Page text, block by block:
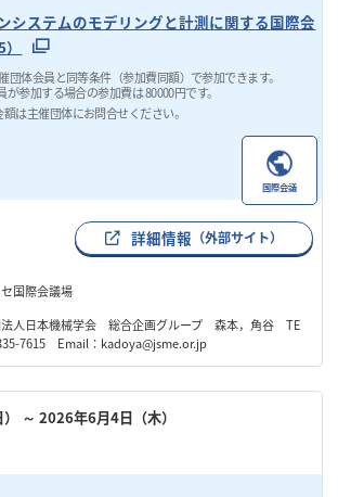
システムのモデリングと計測に関する国際会
団体会員と同等条件（参加費同額）で参加できます。
参加する場合の参加費は 80000円です。
は主催団体にお問合せください。
国際会議
詳細情報 （外部サイト）
国際会議場
法人日本機械学会 総合企画グループ 森本，角谷 TE
7615 Email：kadoya@jsme.or.jp
～ 2026年6月4日（木）